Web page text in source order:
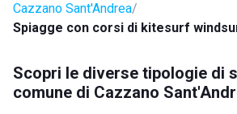
Cazzano Sant'Andrea
Spiagge con corsi di kitesurf
Scopri le diverse tipologie di
comune di Cazzano